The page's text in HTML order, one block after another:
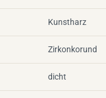
Kunstharz
Zirkonkorund
dicht